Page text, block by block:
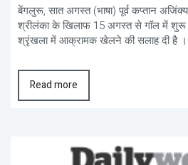
बेंगलुरू, सात अगस्त (भाषा) पूर्व कप्तान
श्रीलंका के खिलाफ 15 अगस्त से गॉल में शुरू
श्रृंखला में आक्रामक खेलने की सलाह दी है
Read more